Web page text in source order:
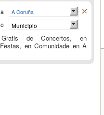
A Coruña
Municipio
Gratis de Concertos, en
en Comunidade en A